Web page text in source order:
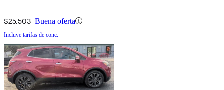
$25,503 Buena oferta
Incluye tarifas de conc.